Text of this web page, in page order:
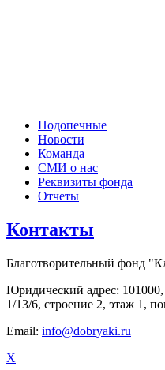
Подопечные
Новости
Команда
СМИ о нас
Реквизиты фонда
Отчеты
Контакты
Благотворительный фонд
Юридический адрес:
1/13/6, строение 2, этаж 1,
Email: info@dobryaki.ru
X